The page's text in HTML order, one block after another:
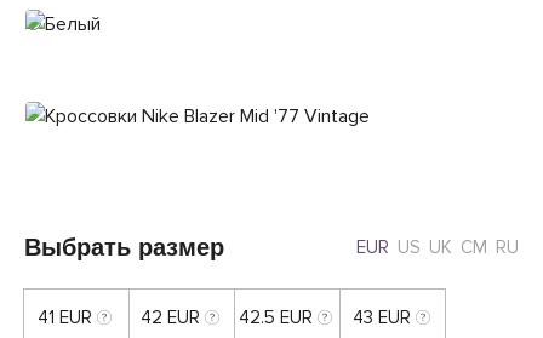
Выбрать размер EUR US UK CM RU
41 EUR 42 EUR 42.5 EUR 43 EUR